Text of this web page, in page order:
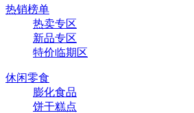
热销榜单
热卖专区
新品专区
特价临期区
休闲零食
膨化食品
饼干糕点